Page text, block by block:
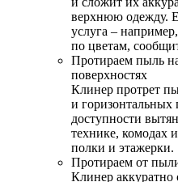
верхнюю одежду.
услуга –
по цветам,
Протираем пыль
поверхностях
Клинер протрет
и горизонтальных
доступности
технике, комодах
полки и этажерки.
Протираем от
Клинер аккуратно